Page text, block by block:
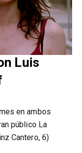
Luis
en ambos
público La
Cantero, 6)